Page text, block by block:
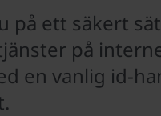
på ett säkert
på
en vanlig id-